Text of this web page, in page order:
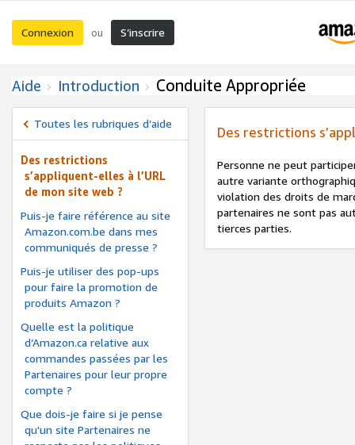
Connexion ou S’inscrire
Aide Introduction Conduite Appropriée
Toutes les rubriques d’aide
Des restrictions
s’appliquent-elles à l’URL
de mon site web ?
Puis-je faire référence au site
Amazon.com.be dans mes
communiqués de presse ?
Puis-je utiliser des pop-ups
pour faire la promotion de
produits Amazon ?
Quelle est la politique
d’Amazon.ca relative aux
commandes passées par les
Partenaires pour leur propre
compte ?
Que dois-je faire si je pense
qu'un site Partenaires ne
Des restrictions
Personne ne peut
autre variante
violation des droits de
partenaires ne sont pas
tierces parties.